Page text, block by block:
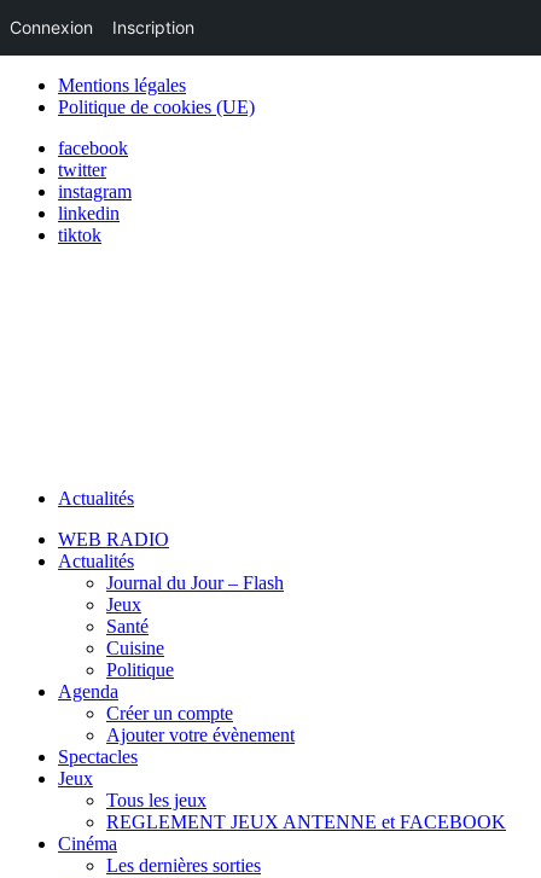
Mentions légales
Politique de cookies (UE)
facebook
twitter
instagram
linkedin
tiktok
Actualités
WEB RADIO
Actualités
Journal du Jour – Flash
Jeux
Santé
Cuisine
Politique
Agenda
Créer un compte
Ajouter votre évènement
Spectacles
Jeux
Tous les jeux
REGLEMENT JEUX ANTENNE et FACEBOOK
Cinéma
Les dernières sorties
Connexion Inscription